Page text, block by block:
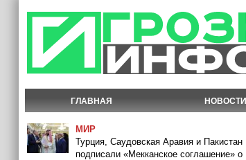
ГЛАВНАЯ НОВОСТИ
МИР
Турция, Саудовская Аравия и Пакистан
подписали «Мекканское соглашение» о